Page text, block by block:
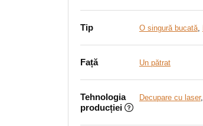
Tip O singură bucată,
Față Un pătrat
Tehnologia
producției
Decupare cu laser,